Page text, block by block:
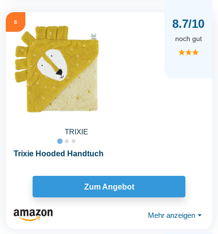
6
TRIXIE
8.7/10
noch gut
★★★
Trixie Hooded Handtuch
Zum Angebot
Mehr anzeigen ⏷